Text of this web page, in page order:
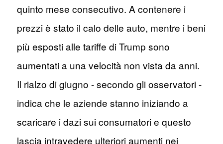
quinto mese consecutivo. A contenere i
prezzi è stato il calo delle auto, mentre i beni
più esposti alle tariffe di Trump sono
aumentati a una velocità non vista da anni.
Il rialzo di giugno - secondo gli osservatori -
indica che le aziende stanno iniziando a
scaricare i dazi sui consumatori e questo
lascia intravedere ulteriori aumenti nei